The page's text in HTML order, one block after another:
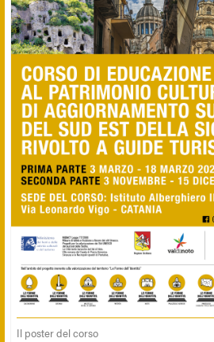
Il poster del corso